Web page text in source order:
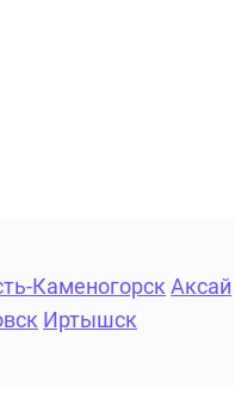
Каменогорск Аксай
Иртышск